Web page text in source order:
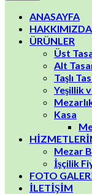
ANASAYFA
HAKKIMIZDA
ÜRÜNLER
Üst
Alt
Taşlı
Yeşillik
Kasa
Mezar
İşçilik
FOTO
İLETİŞİM